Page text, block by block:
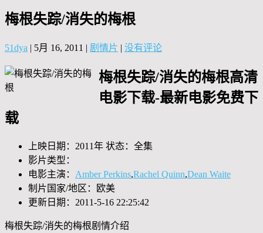
梅根失踪/消失的梅根
51dya | 5月 16, 2011 | 剧情片 | 没有评论
梅根失踪/消失的梅根高清
电影下载-最新电影免费下
载
上映日期：2011年 状态：全集
影片类型：
电影主演： Amber Perkins,Rachel Quinn,Dean Waite
制片国家/地区：欧美
更新日期：2011-5-16 22:25:42
梅根失踪/消失的梅根剧情介绍